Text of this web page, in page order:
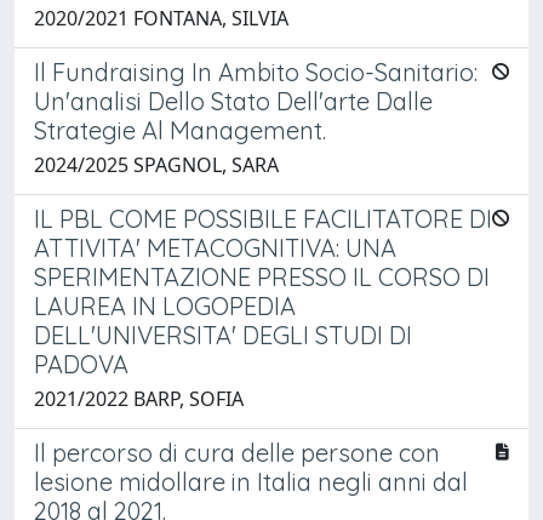
2020/2021 FONTANA, SILVIA
Il Fundraising In Ambito Socio-Sanitario:
Un'analisi Dello Stato Dell'arte Dalle
Strategie Al Management.
2024/2025 SPAGNOL, SARA
IL PBL COME POSSIBILE FACILITATORE DI
ATTIVITA' METACOGNITIVA: UNA
SPERIMENTAZIONE PRESSO IL CORSO DI
LAUREA IN LOGOPEDIA
DELL'UNIVERSITA' DEGLI STUDI DI
PADOVA
2021/2022 BARP, SOFIA
Il percorso di cura delle persone con
lesione midollare in Italia negli anni dal
2018 al 2021.